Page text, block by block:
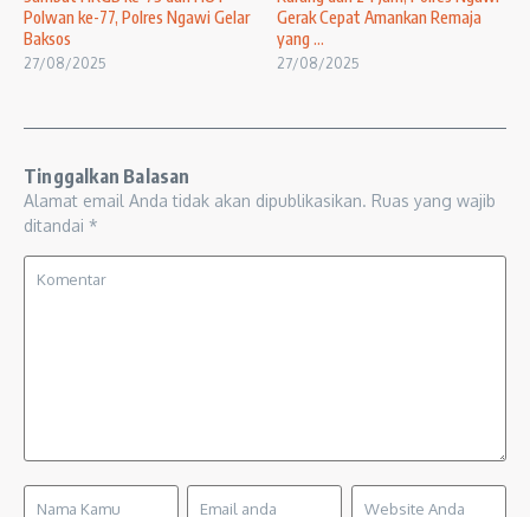
Polwan ke-77, Polres Ngawi Gelar
Baksos
27/08/2025
Gerak Cepat Amankan Remaja
yang ...
27/08/2025
Tinggalkan Balasan
Alamat email Anda tidak akan dipublikasikan. Ruas yang wajib
ditandai *